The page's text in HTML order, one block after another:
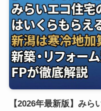
【2026年最新版】み